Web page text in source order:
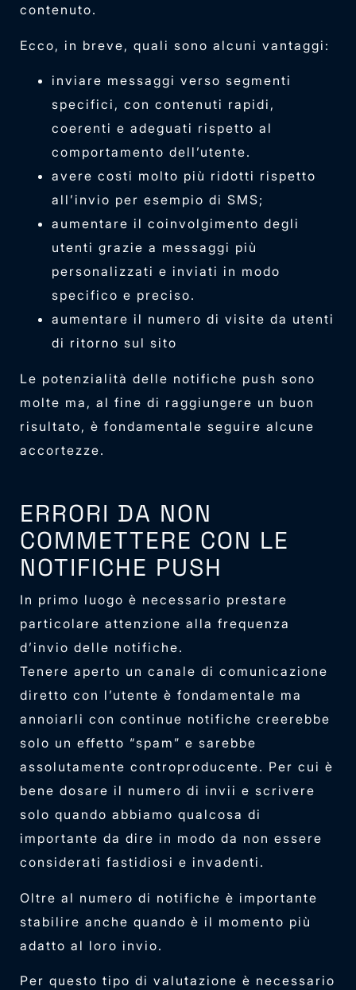
contenuto.
Ecco, in breve, quali sono alcuni vantaggi:
inviare messaggi verso segmenti
specifici, con contenuti rapidi,
coerenti e adeguati rispetto al
comportamento dell’utente.
avere costi molto più ridotti rispetto
all’invio per esempio di SMS;
aumentare il coinvolgimento degli
utenti grazie a messaggi più
personalizzati e inviati in modo
specifico e preciso.
aumentare il numero di visite da utenti
di ritorno sul sito
Le potenzialità delle notifiche push sono
molte ma, al fine di raggiungere un buon
risultato, è fondamentale seguire alcune
accortezze.
ERRORI DA NON
COMMETTERE CON LE
NOTIFICHE PUSH
In primo luogo è necessario prestare
particolare attenzione alla frequenza
d’invio delle notifiche.
Tenere aperto un canale di comunicazione
diretto con l’utente è fondamentale ma
annoiarli con continue notifiche creerebbe
solo un effetto “spam” e sarebbe
assolutamente controproducente. Per cui è
bene dosare il numero di invii e scrivere
solo quando abbiamo qualcosa di
importante da dire in modo da non essere
considerati fastidiosi e invadenti.
Oltre al numero di notifiche è importante
stabilire anche quando è il momento più
adatto al loro invio.
Per questo tipo di valutazione è necessario